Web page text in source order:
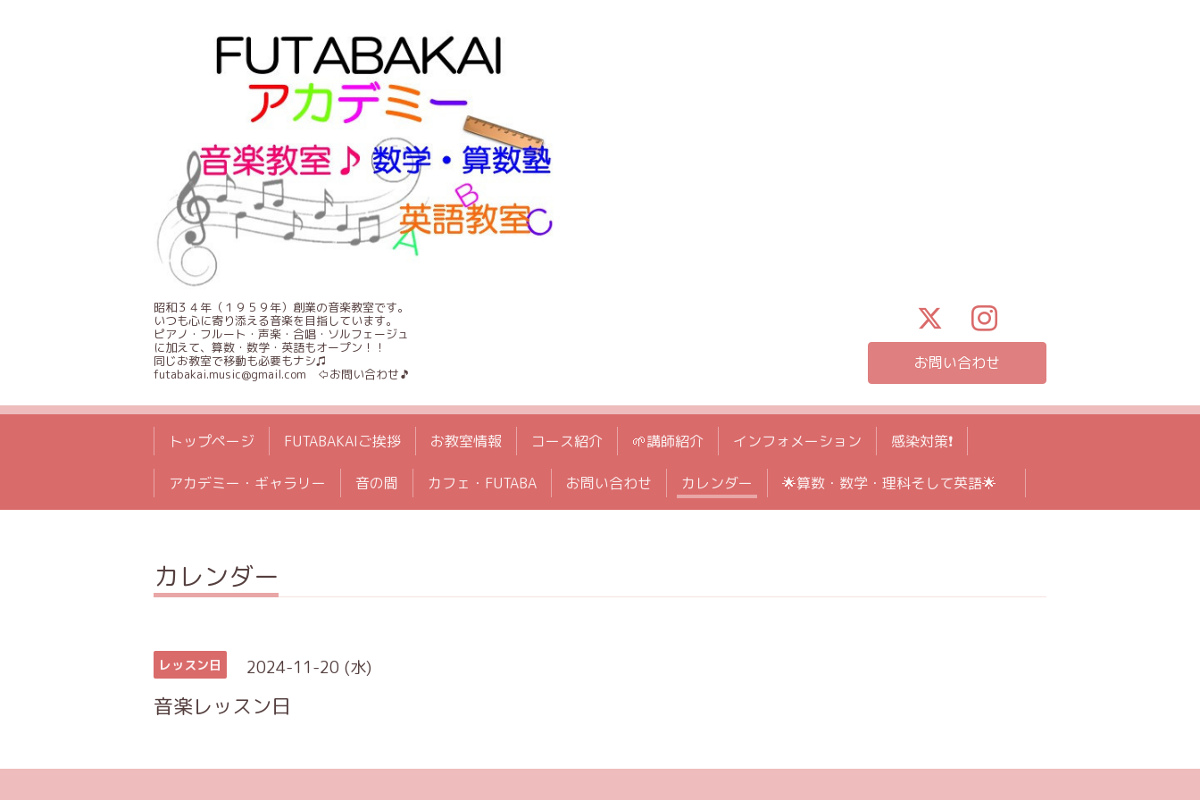
昭和３４年（１９５９年）創業の音楽教室です。
いつも心に寄り添える音楽を目指しています。
ピアノ・フルート・声楽・合唱・ソルフェージュ
に加えて、算数・数学・英語もオープン！！
同じお教室で移動も必要もナシ♫
futabakai.music@gmail.com ⇦お問い合わせ🎵
お問い合わせ
トップページ FUTABAKAIご挨拶 お教室情報 コース紹介 🌱講師紹介 インフォメーション 感染対策❗️
アカデミー・ギャラリー 音の間 カフェ・FUTABA お問い合わせ カレンダー 🌟算数・数学・理科そして英語🌟
カレンダー
レッスン日 2024-11-20 (水)
音楽レッスン日